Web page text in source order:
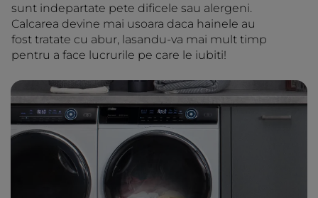
sunt indepartate pete dificele sau alergeni.
Calcarea devine mai usoara daca hainele au
fost tratate cu abur, lasandu-va mai mult timp
pentru a face lucrurile pe care le iubiti!